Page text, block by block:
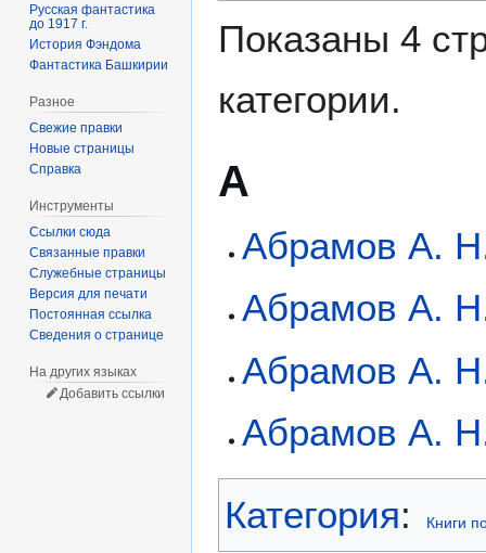
Показаны 4
категории.
А
Абрамов А.
Абрамов А.
Абрамов А.
Абрамов А.
Категория: Книги
Русская фантастика
до 1917 г.
История Фэндома
Фантастика Башкирии
Разное
Свежие правки
Новые страницы
Справка
Инструменты
Ссылки сюда
Связанные правки
Служебные страницы
Версия для печати
Постоянная ссылка
Сведения о странице
На других языках
Добавить ссылки